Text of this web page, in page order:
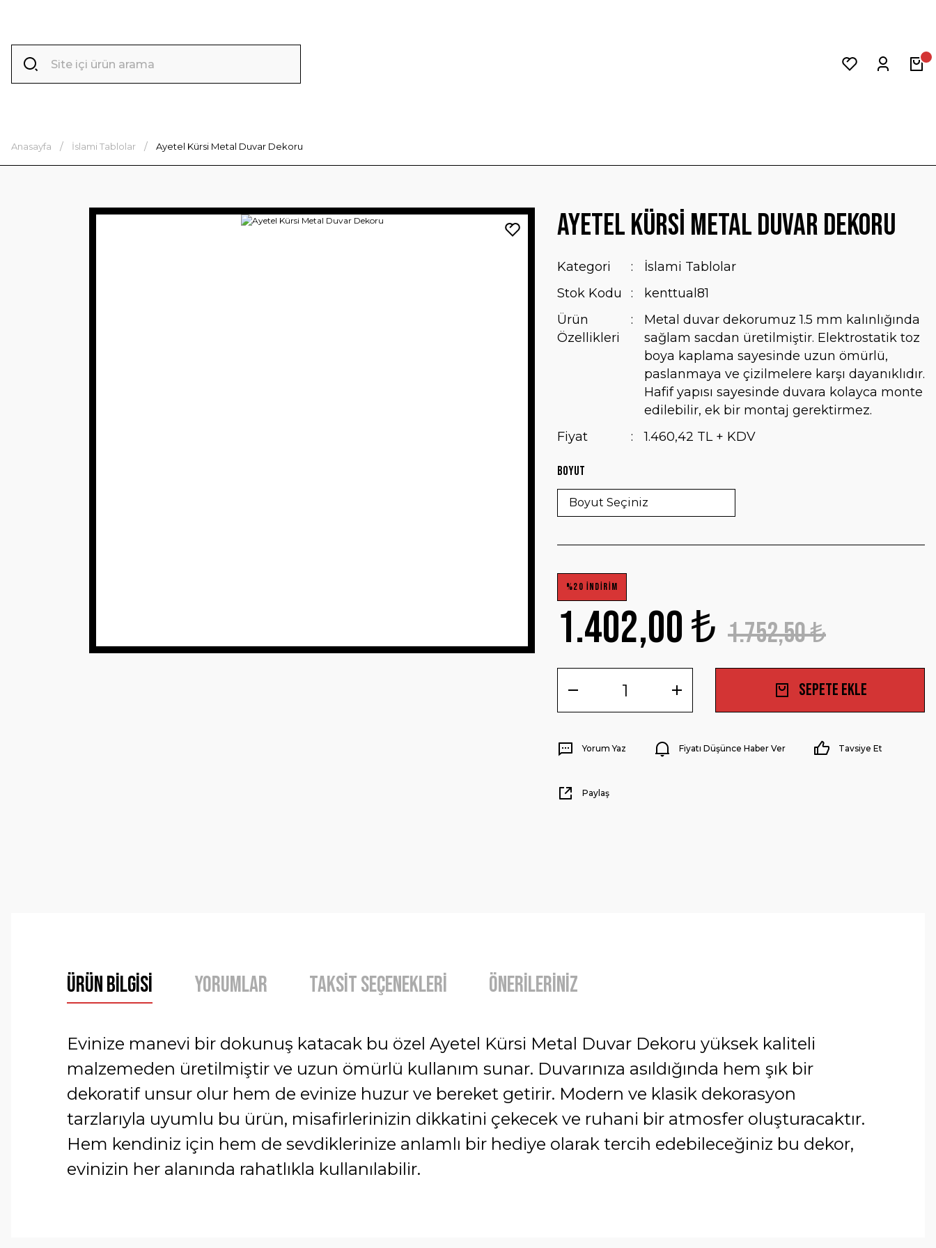
Anasayfa İslami Tablolar Ayetel Kürsi Metal Duvar Dekoru
Ayetel Kürsi Metal Duvar Dekoru
Kategori
İslami Tablolar
Stok Kodu
kenttual81
Ürün
Özellikleri
Metal duvar dekorumuz 1.5 mm kalınlığında
sağlam sacdan üretilmiştir. Elektrostatik toz
boya kaplama sayesinde uzun ömürlü,
paslanmaya ve çizilmelere karşı dayanıklıdır.
Hafif yapısı sayesinde duvara kolayca monte
edilebilir, ek bir montaj gerektirmez.
Fiyat
1.460,42 TL + KDV
Boyut
%20 İNDİRİM
1.402,00 ₺ 1.752,50 ₺
Sepete Ekle
Yorum Yaz Fiyatı Düşünce Haber Ver Tavsiye Et
Paylaş
Ürün Bilgisi Yorumlar Taksit Seçenekleri Önerileriniz
Evinize manevi bir dokunuş katacak bu özel Ayetel Kürsi Metal Duvar Dekoru yüksek kaliteli
malzemeden üretilmiştir ve uzun ömürlü kullanım sunar. Duvarınıza asıldığında hem şık bir
dekoratif unsur olur hem de evinize huzur ve bereket getirir. Modern ve klasik dekorasyon
tarzlarıyla uyumlu bu ürün, misafirlerinizin dikkatini çekecek ve ruhani bir atmosfer oluşturacaktır.
Hem kendiniz için hem de sevdiklerinize anlamlı bir hediye olarak tercih edebileceğiniz bu dekor,
evinizin her alanında rahatlıkla kullanılabilir.